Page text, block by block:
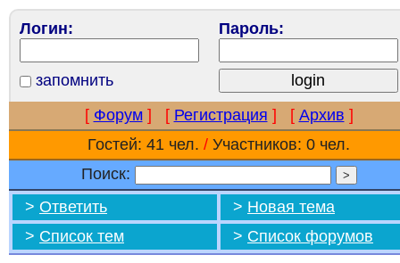
Логин: Пароль:
запомнить
[ Форум ] [ Регистрация ] [ Архив ]
Гостей: 41 чел. / Участников: 0 чел.
Поиск:
> Ответить > Новая тема
> Список тем > Список форумов